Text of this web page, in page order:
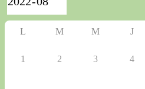
L M M J
1 2 3 4